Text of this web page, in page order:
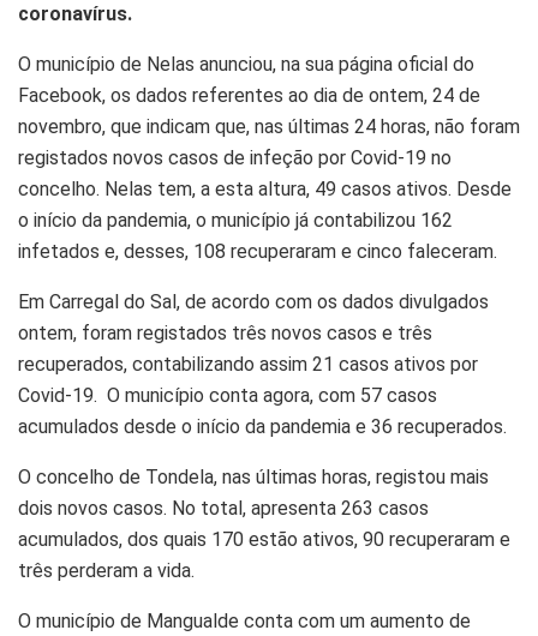
coronavírus.
O município de Nelas anunciou, na sua página oficial do
Facebook, os dados referentes ao dia de ontem, 24 de
novembro, que indicam que, nas últimas 24 horas, não foram
registados novos casos de infeção por Covid-19 no
concelho. Nelas tem, a esta altura, 49 casos ativos. Desde
o início da pandemia, o município já contabilizou 162
infetados e, desses, 108 recuperaram e cinco faleceram.
Em Carregal do Sal, de acordo com os dados divulgados
ontem, foram registados três novos casos e três
recuperados, contabilizando assim 21 casos ativos por
Covid-19. O município conta agora, com 57 casos
acumulados desde o início da pandemia e 36 recuperados.
O concelho de Tondela, nas últimas horas, registou mais
dois novos casos. No total, apresenta 263 casos
acumulados, dos quais 170 estão ativos, 90 recuperaram e
três perderam a vida.
O município de Mangualde conta com um aumento de